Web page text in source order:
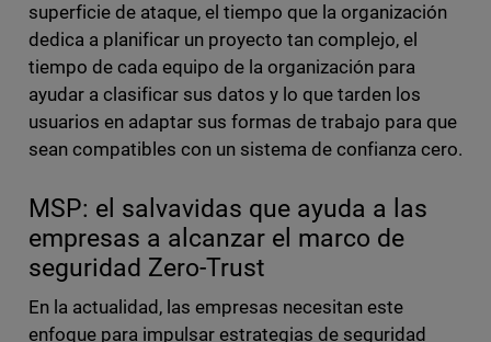
superficie de ataque, el tiempo que la organización
dedica a planificar un proyecto tan complejo, el
tiempo de cada equipo de la organización para
ayudar a clasificar sus datos y lo que tarden los
usuarios en adaptar sus formas de trabajo para que
sean compatibles con un sistema de confianza cero.
MSP: el salvavidas que ayuda a las
empresas a alcanzar el marco de
seguridad Zero-Trust
En la actualidad, las empresas necesitan este
enfoque para impulsar estrategias de seguridad